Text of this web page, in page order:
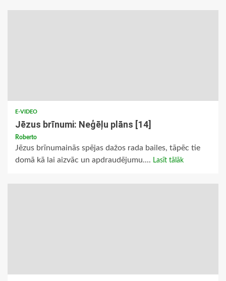
E-VIDEO
Jēzus brīnumi: Neģēļu plāns [14]
Roberto
Jēzus brīnumainās spējas dažos rada bailes, tāpēc tie
domā kā lai aizvāc un apdraudējumu.... Lasīt tālāk